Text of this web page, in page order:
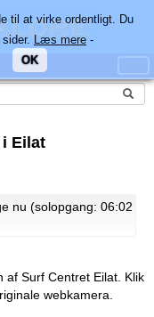
i Eilat
nu (solopgang: 06:02
Surf Centret Eilat. Klik
webkamera.
til at virke ordentligt. Du
Læs mere -
OK